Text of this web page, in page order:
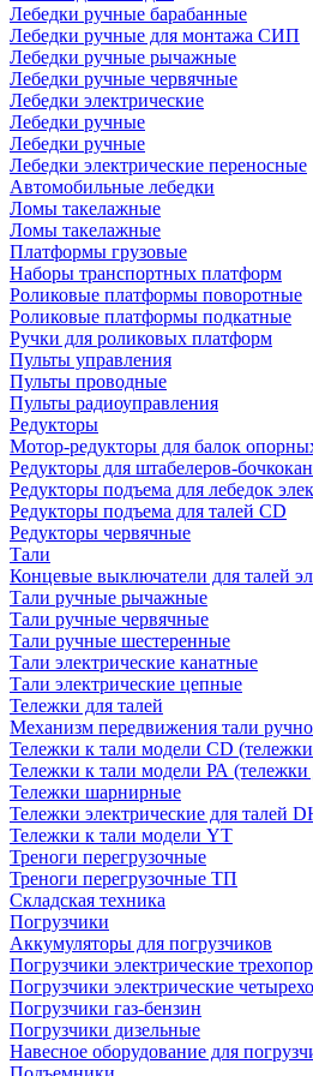
Лебедки ручные барабанные
Лебедки ручные для монтажа СИП
Лебедки ручные рычажные
Лебедки ручные червячные
Лебедки электрические
Лебедки ручные
Лебедки ручные
Лебедки электрические переносные
Автомобильные лебедки
Ломы такелажные
Ломы такелажные
Платформы грузовые
Наборы транспортных платформ
Роликовые платформы поворотные
Роликовые платформы подкатные
Ручки для роликовых платформ
Пульты управления
Пульты проводные
Пульты радиоуправления
Редукторы
Мотор-редукторы для балок
Редукторы для штабелеров-
Редукторы подъема для лебедок
Редукторы подъема для талей CD
Редукторы червячные
Тали
Концевые выключатели для талей
Тали ручные рычажные
Тали ручные червячные
Тали ручные шестеренные
Тали электрические канатные
Тали электрические цепные
Тележки для талей
Механизм передвижения тали
Тележки к тали модели CD
Тележки к тали модели РА (тележки
Тележки шарнирные
Тележки электрические для талей
Тележки к тали модели YT
Треноги перегрузочные
Треноги перегрузочные ТП
Складская техника
Погрузчики
Аккумуляторы для погрузчиков
Погрузчики электрические
Погрузчики электрические
Погрузчики газ-бензин
Погрузчики дизельные
Навесное оборудование для